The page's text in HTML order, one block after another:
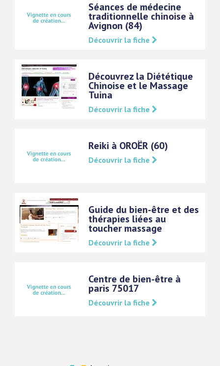
Séances de médecine
traditionnelle chinoise à
Avignon (84)
Découvrir la fiche
Découvrez la Diététique
Chinoise et le Massage
Tuina
Découvrir la fiche
Reiki à OROËR (60)
Découvrir la fiche
Guide du bien-être et des
thérapies liées au
toucher massage
Découvrir la fiche
Centre de bien-être à
paris 75017
Découvrir la fiche